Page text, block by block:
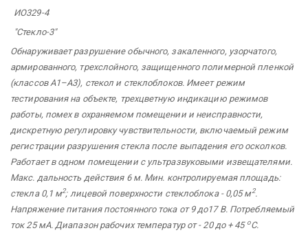
ИО329-4
"Стекло-3"
Обнаруживает разрушение обычного, закаленного, узорчатого,
армированного, трехслойного, защищенного полимерной пленкой
(классов А1–А3), стекол и стеклоблоков. Имеет режим
тестирования на объекте, трехцветную индикацию режимов
работы, помех в охраняемом помещении и неисправности,
дискретную регулировку чувствительности, включаемый режим
регистрации разрушения стекла после выпадения его осколков.
Работает в одном помещении с ультразвуковыми извещателями.
Макс. дальность действия 6 м. Мин. контролируемая площадь:
стекла 0,1 м2; лицевой поверхности стеклоблока - 0,05 м2.
Напряжение питания постоянного тока от 9 до17 В. Потребляемый
ток 25 мА. Диапазон рабочих температур от - 20 до + 45 оС.